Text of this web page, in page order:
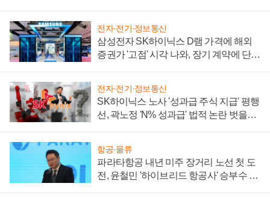
전자·전기·정보통신
삼성전자 SK하이닉스 D램 가격에 해외
증권가 '고점' 시각 나와, 장기 계약에 단점
전자·전기·정보통신
SK하이닉스 노사 '성과급 주식 지급' 평행
선, 곽노정 'N% 성과급' 법적 논란 벗을지
항공·물류
파라타항공 내년 미주 장거리 노선 첫 도
전, 윤철민 '하이브리드 항공사' 승부수 통